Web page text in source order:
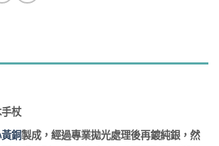
杖
銅製成，經過專業拋光處理後再鍍純銀，然